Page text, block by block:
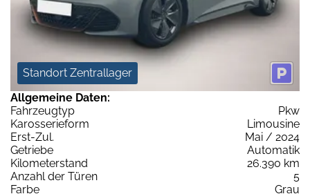
Standort Zentrallager
Allgemeine Daten:
Fahrzeugtyp
Pkw
Karosserieform
Limousine
Erst-Zul.
Mai / 2024
Getriebe
Automatik
Kilometerstand
26.390 km
Anzahl der Türen
5
Farbe
Grau